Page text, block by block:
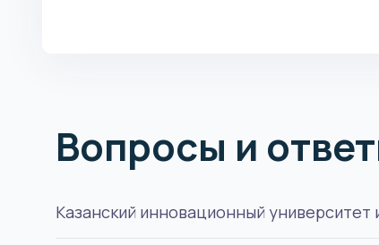
Вопросы и
Казанский инновационный